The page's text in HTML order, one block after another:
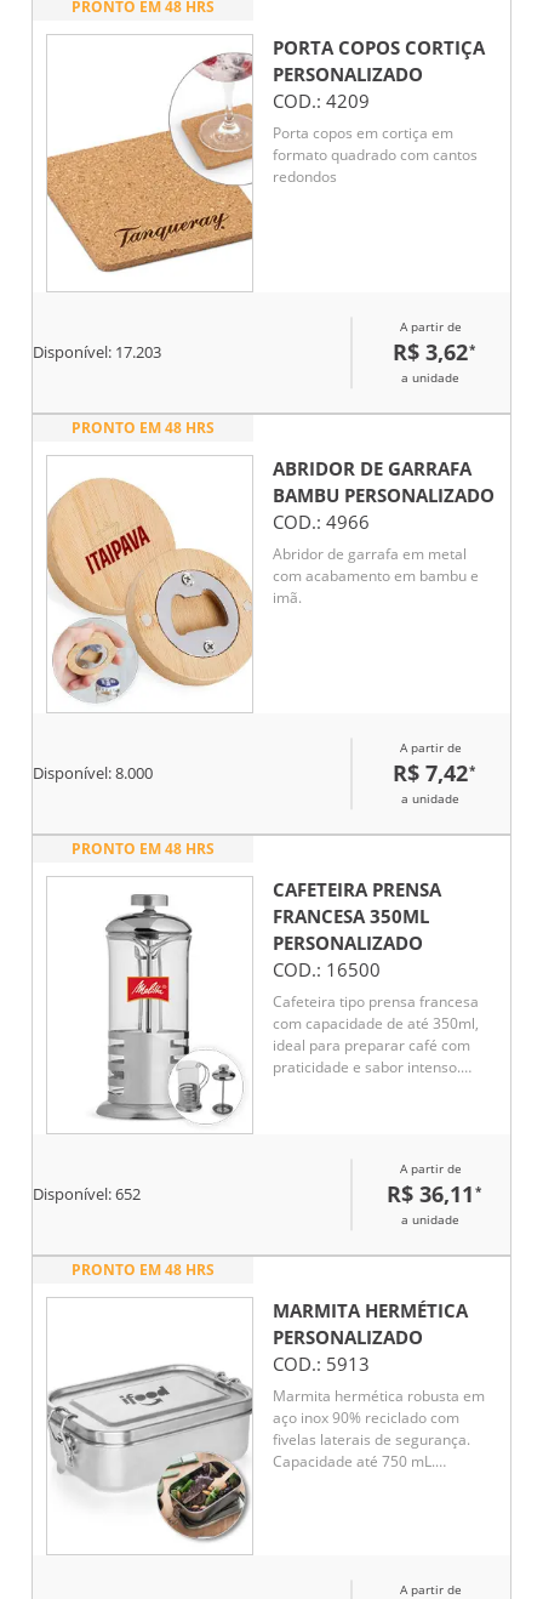
PRONTO EM 48 HRS
PORTA COPOS CORTIÇA
PERSONALIZADO
COD.: 4209
Porta copos em cortiça em
formato quadrado com cantos
redondos
Disponível: 17.203
A partir de
R$ 3,62*
a unidade
PRONTO EM 48 HRS
ABRIDOR DE GARRAFA
BAMBU PERSONALIZADO
COD.: 4966
Abridor de garrafa em metal
com acabamento em bambu e
imã.
Disponível:8.000
A partir de
R$ 7,42*
a unidade
PRONTO EM 48 HRS
CAFETEIRA PRENSA
FRANCESA 350ML
PERSONALIZADO
COD.: 16500
Cafeteira tipo prensa francesa
com capacidade de até 350ml,
ideal para preparar café com
praticidade e sabor intenso.
funcional, perfeito para brindes
corporativos sofisticados.
Disponível:652
A partir de
R$ 36,11 *
a unidade
PRONTO EM 48 HRS
MARMITA HERMÉTICA
PERSONALIZADO
COD.: 5913
Marmita hermética robusta em
aço inox 90% reciclado com
fivelas laterais de segurança.
Capacidade até 750 mL.
A partir de